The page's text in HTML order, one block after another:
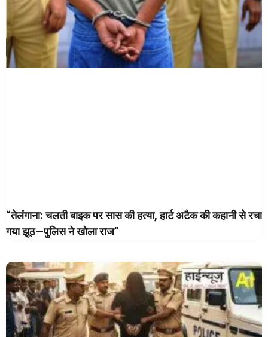
“तेलंगाना: चलती बाइक पर सास की हत्या, हार्ट अटैक की कहानी से रचा
गया झूठ—पुलिस ने खोला राज”